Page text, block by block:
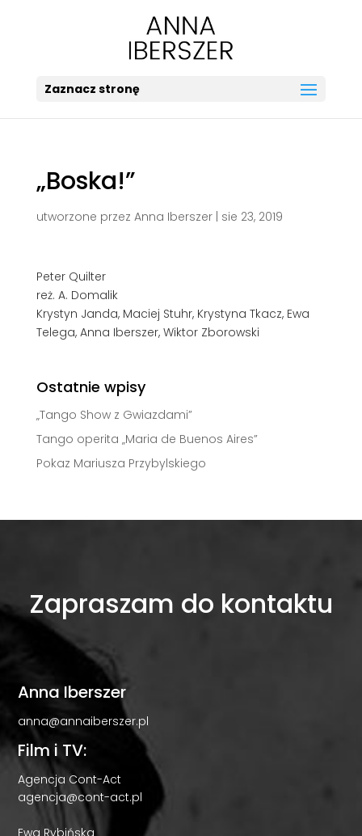
Zaznacz stronę
„Boska!”
utworzone przez Anna Iberszer| sie 23, 2019
Peter Quilter
reż. A. Domalik
Krystyn Janda, Maciej Stuhr, Krystyna Tkacz, Ewa
Telega, Anna Iberszer, Wiktor Zborowski
Ostatnie wpisy
„Tango Show z Gwiazdami”
Tango operita „Maria de Buenos Aires”
Pokaz Mariusza Przybylskiego
Zapraszam do kontaktu
Anna Iberszer
anna@annaiberszer.pl
Film i TV:
Agencja Cont-Act
agencja@cont-act.pl
Ewa Rybińska